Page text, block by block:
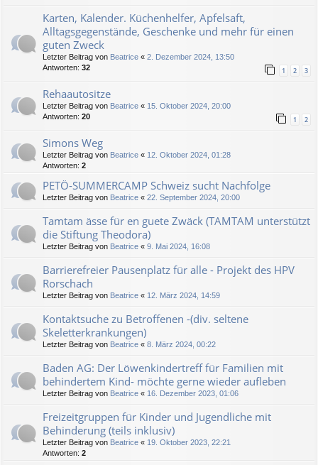
Karten, Kalender. Küchenhelfer, Apfelsaft,
Alltagsgegenstände, Geschenke und mehr für einen
guten Zweck
Letzter Beitrag von Beatrice « 2. Dezember 2024, 13:50
Antworten: 32 1 2 3
Rehaautositze
Letzter Beitrag von Beatrice « 15. Oktober 2024, 20:00
Antworten: 20 1 2
Simons Weg
Letzter Beitrag von Beatrice « 12. Oktober 2024, 01:28
Antworten: 2
PETÖ-SUMMERCAMP Schweiz sucht Nachfolge
Letzter Beitrag von Beatrice « 22. September 2024, 20:00
Tamtam ässe für en guete Zwäck (TAMTAM unterstützt
die Stiftung Theodora)
Letzter Beitrag von Beatrice « 9. Mai 2024, 16:08
Barrierefreier Pausenplatz für alle - Projekt des HPV
Rorschach
Letzter Beitrag von Beatrice « 12. März 2024, 14:59
Kontaktsuche zu Betroffenen -(div. seltene
Skeletterkrankungen)
Letzter Beitrag von Beatrice « 8. März 2024, 00:22
Baden AG: Der Löwenkindertreff für Familien mit
behindertem Kind- möchte gerne wieder aufleben
Letzter Beitrag von Beatrice « 16. Dezember 2023, 01:06
Freizeitgruppen für Kinder und Jugendliche mit
Behinderung (teils inklusiv)
Letzter Beitrag von Beatrice « 19. Oktober 2023, 22:21
Antworten: 2